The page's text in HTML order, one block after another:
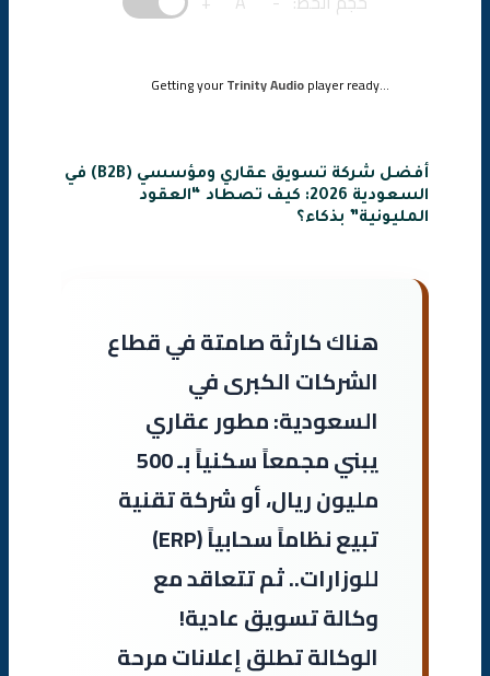
Getting yourTrinity Audioplayer ready...
أفضل شركة تسويق عقاري ومؤسسي (B2B) في
السعودية 2026: كيف تصطاد “العقود
المليونية” بذكاء؟
هناك كارثة صامتة في قطاع
الشركات الكبرى في
السعودية: مطور عقاري
يبني مجمعاً سكنياً بـ 500
مليون ريال، أو شركة تقنية
تبيع نظاماً سحابياً (ERP)
للوزارات.. ثم تتعاقد مع
وكالة تسويق عادية!
الوكالة تطلق إعلانات مرحة